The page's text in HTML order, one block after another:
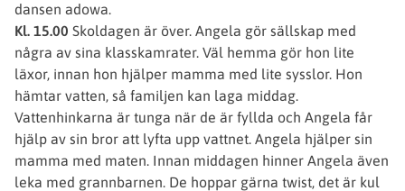
dansen adowa.
Kl. 15.00 Skoldagen är över. Angela gör sällskap med
några av sina klasskamrater. Väl hemma gör hon lite
läxor, innan hon hjälper mamma med lite sysslor. Hon
hämtar vatten, så familjen kan laga middag.
Vattenhinkarna är tunga när de är fyllda och Angela får
hjälp av sin bror att lyfta upp vattnet. Angela hjälper sin
mamma med maten. Innan middagen hinner Angela även
leka med grannbarnen. De hoppar gärna twist, det är kul